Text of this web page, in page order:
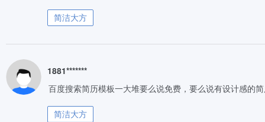
简洁大方
1881*******
百度搜索简历模板一大堆要么说免费，要么说有设计感的
简洁大方